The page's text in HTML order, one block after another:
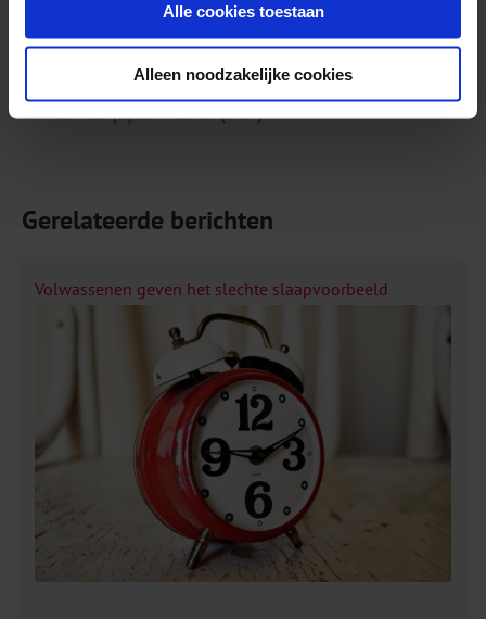
Alle cookies toestaan
Alleen noodzakelijke cookies
Stuur een berichtaan contactpersoonJolanda
of bel +31 (0)30 – 2959(304)
Gerelateerde berichten
Volwassenen geven het slechte slaapvoorbeeld